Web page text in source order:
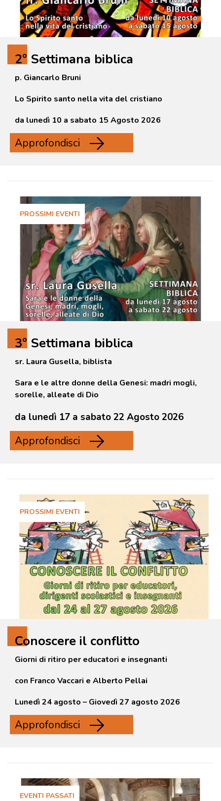
2° Settimana biblica
p. Giancarlo Bruni
Lo Spirito santo nella vita del cristiano
da lunedì 10 a sabato 15 Agosto 2026
Approfondisci
PROSSIMI EVENTI
3° Settimana biblica
sr. Laura Gusella, biblista
Sara e le altre donne della Genesi: madri mogli,
sorelle, alleate di Dio
da lunedì 17 a sabato 22 Agosto 2026
Approfondisci
PROSSIMI EVENTI
Conoscere il conflitto
Giorni di ritiro per educatori e insegnanti
con Franco Vaccari e Alberto Pellai
Lunedì 24 agosto – Giovedì 27 agosto 2026
Approfondisci
EVENTI PASSATI